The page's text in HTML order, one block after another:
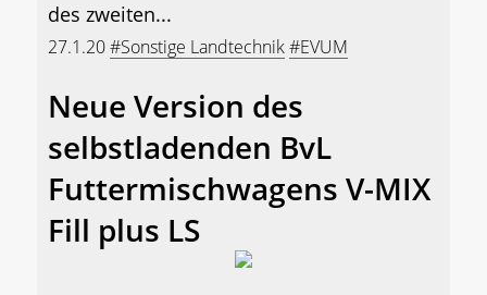
des zweiten...
27.1.20#Sonstige Landtechnik#EVUM
Neue Version des
selbstladenden BvL
Futtermischwagens V-MIX
Fill plus LS